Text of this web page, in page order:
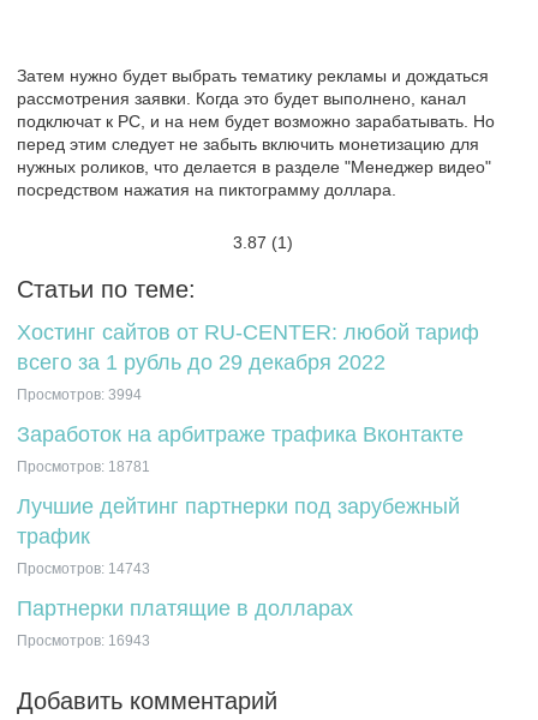
Затем нужно будет выбрать тематику рекламы и дождаться
рассмотрения заявки. Когда это будет выполнено, канал
подключат к РС, и на нем будет возможно зарабатывать. Но
перед этим следует не забыть включить монетизацию для
нужных роликов, что делается в разделе "Менеджер видео"
посредством нажатия на пиктограмму доллара.
3.87 (1)
Статьи по теме:
Хостинг сайтов от RU-CENTER: любой тариф
всего за 1 рубль до 29 декабря 2022
Просмотров: 3994
Заработок на арбитраже трафика Вконтакте
Просмотров: 18781
Лучшие дейтинг партнерки под зарубежный
трафик
Просмотров: 14743
Партнерки платящие в долларах
Просмотров: 16943
Добавить комментарий